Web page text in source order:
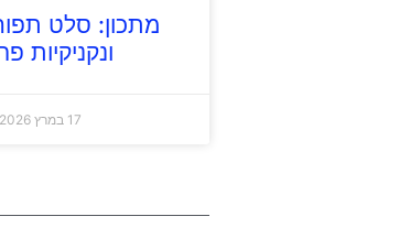
מתכון: סלט
ונקניקיות
17 במרץ 2026